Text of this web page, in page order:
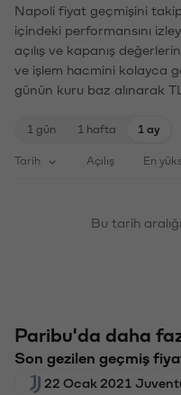
Napoli fiyat geçmişini
içindeki performansını
açılış ve kapanış
ve işlem hacmini kolayca
günün kuru baz alınarak
1 gün 1 hafta 1 ay
Tarih Açılış En
Bu tarih
Paribu'da daha
Son gezilen geçmiş
22 Ocak 2021